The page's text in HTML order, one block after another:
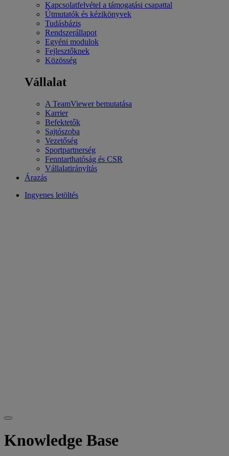
Kapcsolatfelvétel a támogatási csapattal
Útmutatók és kézikönyvek
Tudásbázis
Rendszerállapot
Egyéni modulok
Fejlesztőknek
Közösség
Vállalat
A TeamViewer bemutatása
Karrier
Befektetők
Sajtószoba
Vezetőség
Sportpartnerség
Fenntarthatóság és CSR
Vállalatirányítás
Árazás
Ingyenes letöltés
Knowledge Base